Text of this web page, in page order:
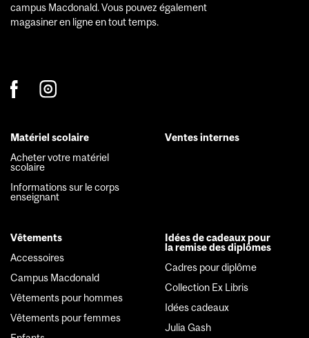
campus Macdonald. Vous pouvez également
magasiner en ligne en tout temps.
Footer
menu
Matériel scolaire
Acheter votre matériel
scolaire
Informations sur le corps
enseignant
Ventes internes
Vêtements
Accessoires
Campus Macdonald
Vêtements pour hommes
Vêtements pour femmes
Idées de cadeaux pour
la remise des diplômes
Cadres pour diplôme
Collection Ex Libris
Idées cadeaux
Julia Gash